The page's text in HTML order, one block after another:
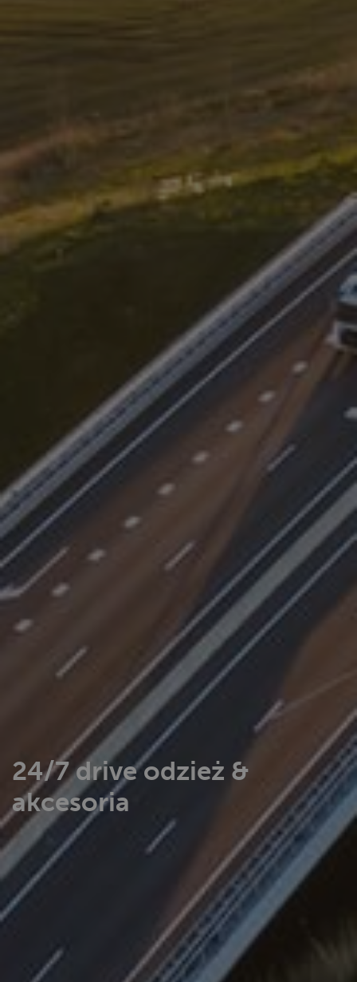
24/7 drive odzież &
akcesoria